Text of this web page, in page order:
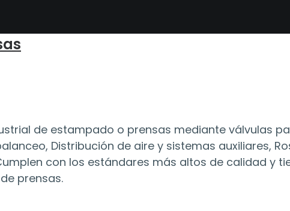
de estampado o prensas mediante válvulas
Distribución de aire y sistemas auxiliares,
con los estándares más altos de calidad y
prensas.